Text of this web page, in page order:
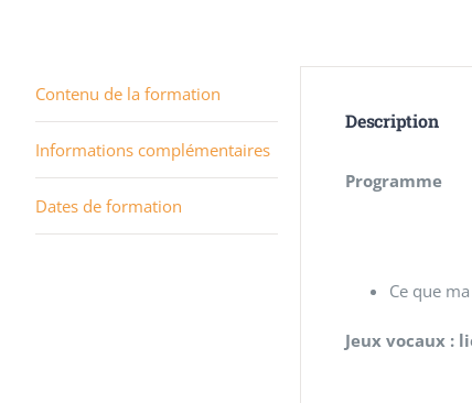
Contenu de la formation
Informations complémentaires
Dates de formation
Description
Programme
Ce que
Jeux vocaux :